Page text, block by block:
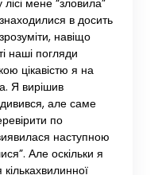
мене “зловила”
в досить
навіщо
наші погляди
цікавістю я на
Я вирішив
але саме
по
наступною
Але оскільки я